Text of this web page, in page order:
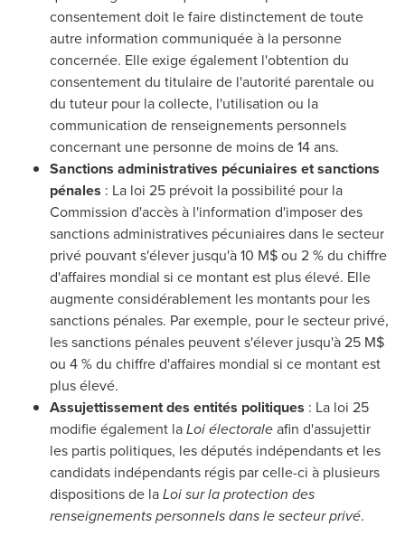
consentement doit le faire distinctement de toute
autre information communiquée à la personne
concernée. Elle exige également l'obtention du
consentement du titulaire de l'autorité parentale ou
du tuteur pour la collecte, l'utilisation ou la
communication de renseignements personnels
concernant une personne de moins de 14 ans.
Sanctions administratives pécuniaires et sanctions
pénales : La loi 25 prévoit la possibilité pour la
Commission d'accès à l'information d'imposer des
sanctions administratives pécuniaires dans le secteur
privé pouvant s'élever jusqu'à 10 M$ ou 2 % du chiffre
d'affaires mondial si ce montant est plus élevé. Elle
augmente considérablement les montants pour les
sanctions pénales. Par exemple, pour le secteur privé,
les sanctions pénales peuvent s'élever jusqu'à 25 M$
ou 4 % du chiffre d'affaires mondial si ce montant est
plus élevé.
Assujettissement des entités politiques : La loi 25
modifie également laLoi électoraleafin d'assujettir
les partis politiques, les députés indépendants et les
candidats indépendants régis par celle-ci à plusieurs
dispositions de laLoi sur la protection des
renseignements personnels dans le secteur privé.